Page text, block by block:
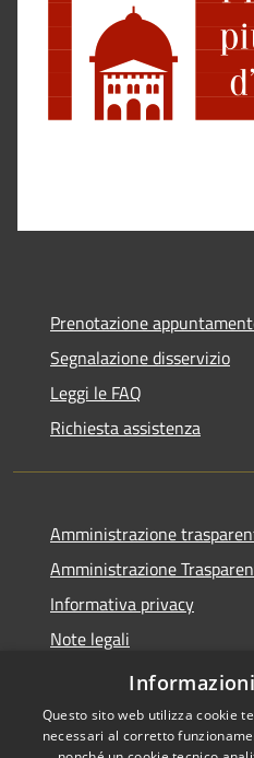
Prenotazione
Segnalazione disservizio
Leggi le FAQ
Richiesta assistenza
Amministrazione
Amministrazione
Informativa privacy
Note legali
Dichiarazione di accessibilità
Questo sito web utilizza cookie
necessari al corretto